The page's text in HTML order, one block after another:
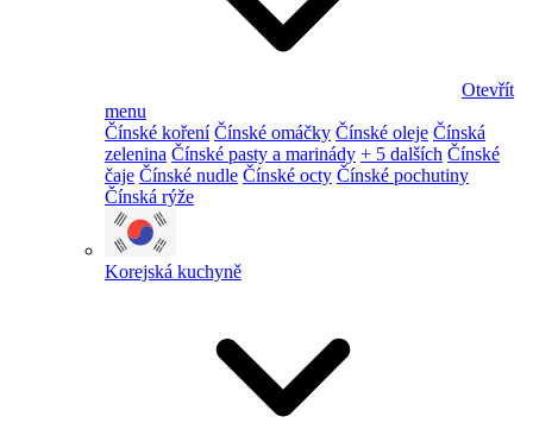
Otevřít
menu
Čínské koření Čínské omáčky Čínské oleje Čínská
zelenina Čínské pasty a marinády + 5 dalších Čínské
čaje Čínské nudle Čínské octy Čínské pochutiny
Čínská rýže
Korejská kuchyně